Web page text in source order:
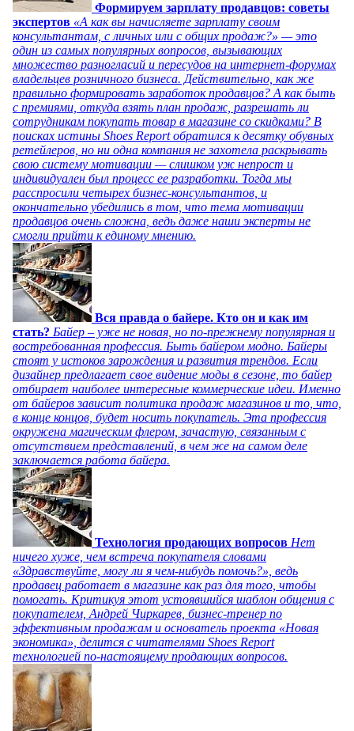
Формируем зарплату продавцов: советы
экспертов «А как вы начисляете зарплату своим
консультантам, с личных или с общих продаж?» — это
один из самых популярных вопросов, вызывающих
множество разногласий и пересудов на интернет-форумах
владельцев розничного бизнеса. Действительно, как же
правильно формировать заработок продавцов? А как быть
с премиями, откуда взять план продаж, разрешать ли
сотрудникам покупать товар в магазине со скидками? В
поисках истины Shoes Report обратился к десятку обувных
ретейлеров, но ни одна компания не захотела раскрывать
свою систему мотивации — слишком уж непрост и
индивидуален был процесс ее разработки. Тогда мы
расспросили четырех бизнес-консультантов, и
окончательно убедились в том, что тема мотивации
продавцов очень сложна, ведь даже наши эксперты не
смогли прийти к единому мнению.
Вся правда о байере. Кто он и как им
стать? Байер – уже не новая, но по-прежнему популярная и
востребованная профессия. Быть байером модно. Байеры
стоят у истоков зарождения и развития трендов. Если
дизайнер предлагает свое видение моды в сезоне, то байер
отбирает наиболее интересные коммерческие идеи. Именно
от байеров зависит политика продаж магазинов и то, что,
в конце концов, будет носить покупатель. Эта профессия
окружена магическим флером, зачастую, связанным с
отсутствием представлений, в чем же на самом деле
заключается работа байера.
Технология продающих вопросов Нет
ничего хуже, чем встреча покупателя словами
«Здравствуйте, могу ли я чем-нибудь помочь?», ведь
продавец работает в магазине как раз для того, чтобы
помогать. Критикуя этот устоявшийся шаблон общения с
покупателем, Андрей Чиркарев, бизнес-тренер по
эффективным продажам и основатель проекта «Новая
экономика», делится с читателями Shoes Report
технологией по-настоящему продающих вопросов.